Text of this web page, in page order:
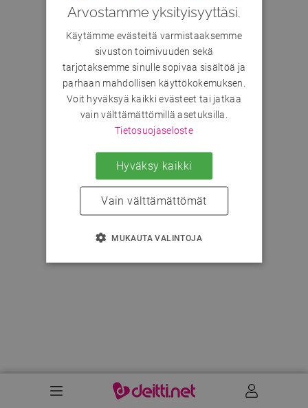
Arvostamme yksityisyyttäsi.
Käytämme evästeitä varmistaaksemme
sivuston toimivuuden sekä
tarjotaksemme sinulle sopivaa sisältöä ja
parhaan mahdollisen käyttökokemuksen.
Voit hyväksyä kaikki evästeet tai jatkaa
vain välttämättömillä asetuksilla.
Tietosuojaseloste
Hyväksy kaikki
Vain välttämättömät
MUKAUTA VALINTOJA